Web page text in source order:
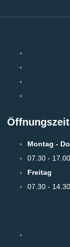
Montag -
07.30 -
Freitag
07.30 -